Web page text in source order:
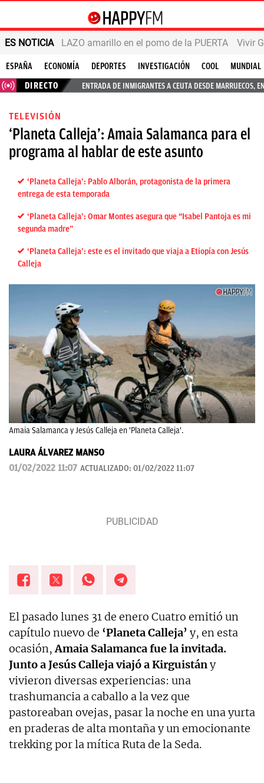
ES NOTICIA LAZO amarillo en el pomo de la PUERTA Vivir
ESPAÑA ECONOMÍA DEPORTES INVESTIGACIÓN COOL
MUNDIAL
DIRECTO
ENTRADA DE INMIGRANTES A CEUTA DESDE MARRUECOS,
TELEVISIÓN
‘Planeta Calleja’: Amaia Salamanca para el
programa al hablar de este asunto
‘Planeta Calleja’: Pablo Alborán, protagonista de la primera
entrega de esta temporada
‘Planeta Calleja’: Omar Montes asegura que “Isabel Pantoja es mi
segunda madre”
‘Planeta Calleja’: este es el invitado que viaja a Etiopía con Jesús
Calleja
Amaia Salamanca y Jesús Calleja en 'Planeta Calleja'.
LAURA ÁLVAREZ MANSO
01/02/2022 11:07 ACTUALIZADO: 01/02/2022 11:07
El pasado lunes 31 de enero Cuatro emitió un
capítulo nuevo de ‘Planeta Calleja’ y, en esta
ocasión,Amaia Salamanca fue la invitada.
Junto a Jesús Calleja viajó a Kirguistány
vivieron diversas experiencias: una
trashumancia a caballo a la vez que
pastoreaban ovejas, pasar la noche en una yurta
en praderas de alta montaña y un emocionante
trekking por la mítica Ruta de la Seda.